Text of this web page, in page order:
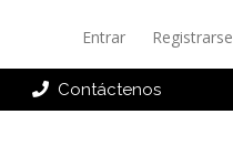
Entrar Registrarse
Contáctenos